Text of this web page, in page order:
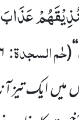
‘‘
(حٰم السجدۃ:
ایک